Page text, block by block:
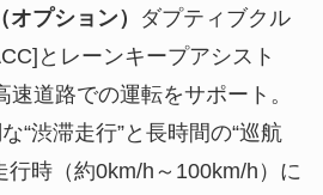
プション）
ダプティブクル
とレーンキープアシスト
道路での運転をサポート。
“渋滞走行”と長時間の“巡航
行時（約0km/h～100km/h）に